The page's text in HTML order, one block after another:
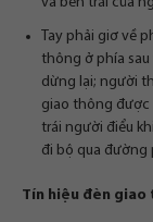
Tay phải giơ về
thông ở phía
dừng lại; người
giao thông được
trái người điểu
đi bộ qua đường
Tín hiệu đèn giao